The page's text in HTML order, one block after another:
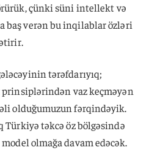
çünki süni intellekt və
baş verən bu inqilablar özləri
tərəfdarıyıq;
vaz keçməyən
olduğumuzun fərqindəyik.
Türkiyə təkcə öz bölgəsində
olmağa davam edəcək.